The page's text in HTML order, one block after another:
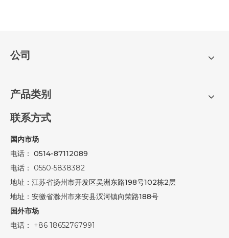
公司
产品类别
联系方式
国内市场
电话： 0514-87112089
电话： 0550-5838382
地址：江苏省扬州市开发区吴洲东路198号102栋2层
地址：安徽省滁州市来安县汊河镇向荣路188号
国外市场
电话： +86 18652767991